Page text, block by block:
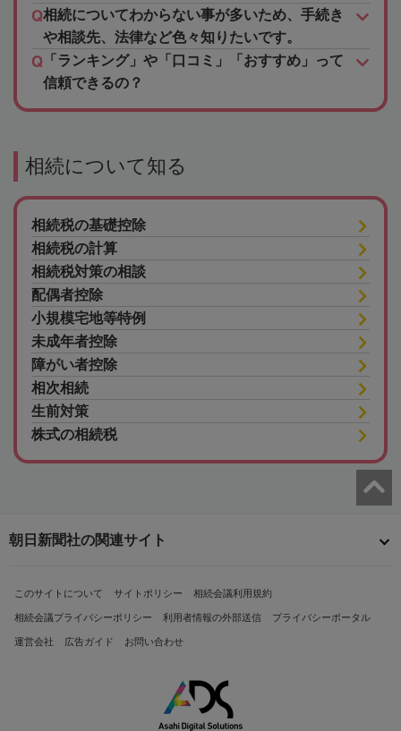
相続についてわからない事が多いため、手続き
や相談先、法律など色々知りたいです。
「ランキング」や「口コミ」「おすすめ」って
信頼できるの？
相続について知る
相続税の基礎控除
相続税の計算
相続税対策の相談
配偶者控除
小規模宅地等特例
未成年者控除
障がい者控除
相次相続
生前対策
株式の相続税
朝日新聞社の関連サイト
このサイトについて サイトポリシー 相続会議利用規約
相続会議プライバシーポリシー 利用者情報の外部送信 プライバシーポータル
運営会社 広告ガイド お問い合わせ